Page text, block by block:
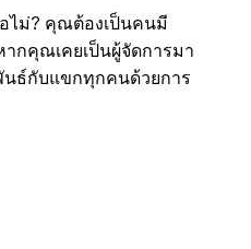
ไม่? คุณต้องเป็นคนมี
กคุณเคยเป็นผู้จัดการมา
นธ์กับแขกทุกคนด้วยการ